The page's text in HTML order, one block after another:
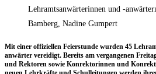
Lehramtsanwärterinnen und -
Bamberg, Nadine Gumpert
Mit einer offi­zi­el­len Fei­er­stun­de wur­den 45
an­wär­ter ver­ei­digt. Bereits am ver­gan­ge­nen
und Rek­to­ren sowie Kon­rek­to­rin­nen und